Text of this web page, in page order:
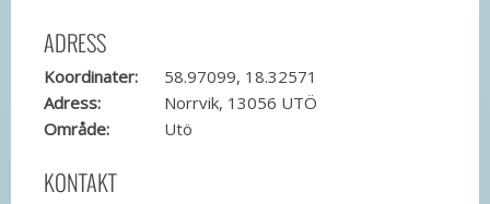
ADRESS
Koordinater:
58.97099, 18.32571
Adress:
Norrvik, 13056 UTÖ
Område:
Utö
KONTAKT